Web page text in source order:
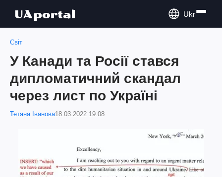
Ukr
Світ
У Канади та Росії стався
дипломатичний скандал
через лист по Україні
Тетяна Іванова18.03.2022 19:08